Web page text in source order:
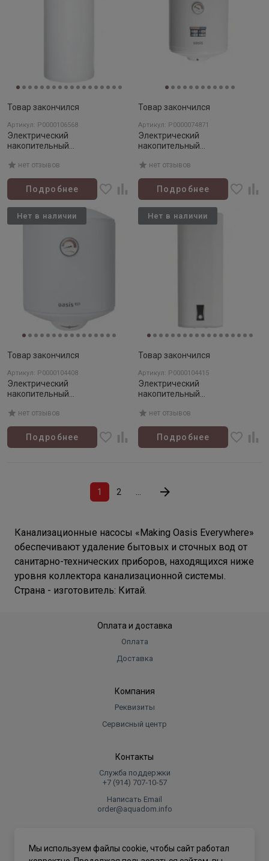
Товар закончился
Артикул: Р0000106568
Электрический
накопительный
нет отзывов
Подробнее
Товар закончился
Артикул: Р0000074871
Электрический
накопительный
нет отзывов
Подробнее
Товар закончился
Артикул: Р0000104408
Электрический
накопительный
30 нет отзывов
Подробнее
Нет в наличии
Товар закончился
Артикул: Р0000104415
Электрический
накопительный
100нет отзывов
Подробнее
Нет в наличии
1 2
Канализационные насосы «Making Oasis Everywhere»
обеспечивают удаление бытовых и сточных вод от
санитарно-технических приборов, находящихся ниже
уровня коллектора канализационной системы.
Страна - изготовитель: Китай.
Оплата и доставка
Оплата
Доставка
Компания
Реквизиты
Сервисный центр
Контакты
Служба поддержки
+7 (914) 707‑10‑57
Написать Email
order@aquadom.info
.
Мы используем файлы cookie, чтобы сайт работал